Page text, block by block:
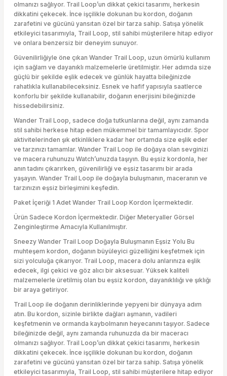
olmanızı sağlıyor. Trail Loop’un dikkat çekici tasarımı, herkesin
dikkatini çekecek. İnce işçilikle dokunan bu kordon, doğanın
zarafetini ve gücünü yansıtan özel bir tarza sahip. Satışa yönelik
etkileyici tasarımıyla, Trail Loop, stil sahibi müşterilere hitap ediyor
ve onlara benzersiz bir deneyim sunuyor.
Güvenilirliğiyle öne çıkan Wander Trail Loop, uzun ömürlü kullanım
için sağlam ve dayanıklı malzemelerle üretilmiştir. Her adımda size
güçlü bir şekilde eşlik edecek ve günlük hayatta bileğinizde
rahatlıkla kullanabileceksiniz. Esnek ve hafif yapısıyla saatlerce
konforlu bir şekilde kullanabilir, doğanın enerjisini bileğinizde
hissedebilirsiniz.
Wander Trail Loop, sadece doğa tutkunlarına değil, aynı zamanda
stil sahibi herkese hitap eden mükemmel bir tamamlayıcıdır. Spor
aktivitelerinden şık etkinliklere kadar her ortamda size eşlik eder
ve tarzınızı tamamlar. Wander Trail Loop ile doğaya olan sevginizi
ve macera ruhunuzu Watch’unuzda taşıyın. Bu eşsiz kordonla, her
anın tadını çıkarırken, güvenilirliği ve eşsiz tasarımı bir arada
yaşayın. Wander Trail Loop ile doğayla buluşmanın, maceranın ve
tarzınızın eşsiz birleşimini keşfedin.
Paket İçeriği 1 Adet Wander Trail Loop Kordon İçermektedir.
Ürün Sadece Kordon İçermektedir. Diğer Meteryaller Görsel
Zenginleştirme Amacıyla Kullanılmıştır.
Sneezy Wander Trail Loop Doğayla Buluşmanın Eşsiz Yolu Bu
muhteşem kordon, doğanın büyüleyici güzelliğini keşfetmek için
sizi yolculuğa çıkarıyor. Trail Loop, macera dolu anlarınıza eşlik
edecek, ilgi çekici ve göz alıcı bir aksesuar. Yüksek kaliteli
malzemelerle üretilmiş olan bu eşsiz kordon, dayanıklılığı ve şıklığı
bir araya getiriyor.
Trail Loop ile doğanın derinliklerinde yepyeni bir dünyaya adım
atın. Bu kordon, sizinle birlikte dağları aşmanın, vadileri
keşfetmenin ve ormanda kaybolmanın heyecanını taşıyor. Sadece
bileğinizde değil, aynı zamanda ruhunuzda da bir maceracı
olmanızı sağlıyor. Trail Loop’un dikkat çekici tasarımı, herkesin
dikkatini çekecek. İnce işçilikle dokunan bu kordon, doğanın
zarafetini ve gücünü yansıtan özel bir tarza sahip. Satışa yönelik
etkileyici tasarımıyla, Trail Loop, stil sahibi müşterilere hitap ediyor